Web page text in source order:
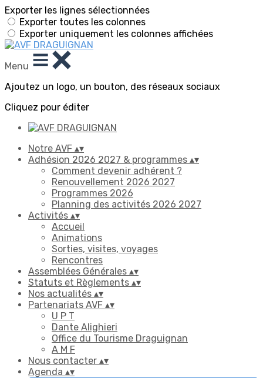
Exporter les lignes sélectionnées
Exporter toutes les colonnes
Exporter uniquement les colonnes affichées
Menu
Ajoutez un logo, un bouton, des réseaux sociaux
Cliquez pour éditer
Notre AVF ▴▾
Adhésion 2026 2027 & programmes ▴▾
Comment devenir adhérent ?
Renouvellement 2026 2027
Programmes 2026
Planning des activités 2026 2027
Activités ▴▾
Accueil
Animations
Sorties, visites, voyages
Rencontres
Assemblées Générales ▴▾
Statuts et Règlements ▴▾
Nos actualités ▴▾
Partenariats AVF ▴▾
U P T
Dante Alighieri
Office du Tourisme Draguignan
A M F
Nous contacter ▴▾
Agenda ▴▾